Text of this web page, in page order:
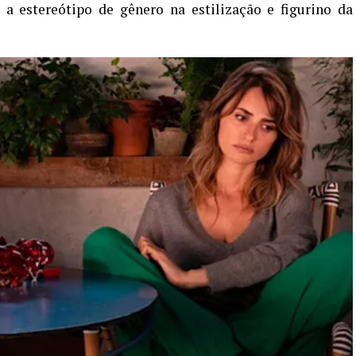
estereótipo de gênero na estilização e figurino da